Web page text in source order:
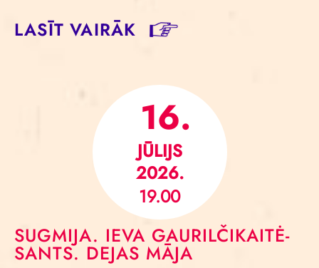
LASĪT VAIRĀK
16.
JŪLIJS
2026.
19.00
SUGMIJA. IEVA GAURILČIKAITĖ-
SANTS. DEJAS MĀJA